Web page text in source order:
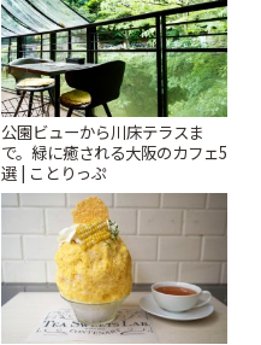
公園ビューから川床テラスま
で。緑に癒される大阪のカフェ5
選 | ことりっぷ